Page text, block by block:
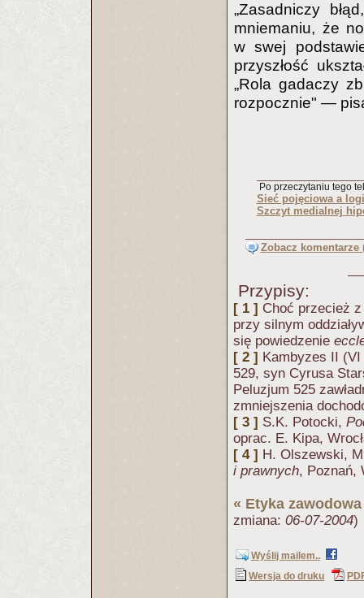
„Zasadniczy
mniemaniu, że
w swej
przyszłość
„Rola gadaczy
rozpocznie" —
Po przeczytaniu tego
Sieć pojęciowa a
Szczyt medialnej
Zobacz komentarze
Przypisy:
[ 1 ] Choć przecież
przy silnym
się powiedzenie
[ 2 ] Kambyzes II
529, syn Cyrusa
Peluzjum 525
zmniejszenia
[ 3 ] S.K. Potocki,
oprac. E. Kipa,
[ 4 ] H. Olszewski,
i prawnych, Poznań,
« Etyka
zmiana: 06-07-2004)
Wyślij mailem..
Wersja do druku